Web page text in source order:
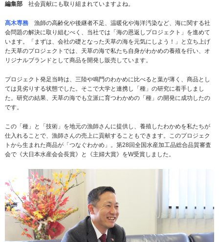
編集部 社会貢献にも取り組まれていますよね。
髙木専務 漁師の高齢化や後継者不足、温暖化や海洋汚染など、海に関する社
会問題の解決に取り組むべく、当社では「海の恩返しプロジェクト」を進めて
います。「まずは、会社の礎となった天草の海を元気にしよう！」と立ち上げ
た天草のプロジェクトでは、天草の海で私たち自身がわかめの養殖を行い、オ
リジナルブランドとして商品を開発し販売しています。
プロジェクト発足当時は、三陸や鳴門のわかめに比べると葉が薄く、商品とし
ては見劣りする状態でした。そこで大学と連携し「種」の研究に着手しまし
た。研究の結果、天草の海でも立派に育つわかめの「種」の開発に成功したの
です。
この「種」と「技術」を地元の漁師さんに提供し、養殖したわかめを私たちが
仕入れることで、漁師さんの売上に貢献することもできます。このプロジェク
トから生まれた商品が「つなぐわかめ」。第28回全国水産加工品総合品質審査
会で《大日本水産会会長賞》と《主婦大賞》をW受賞しました。